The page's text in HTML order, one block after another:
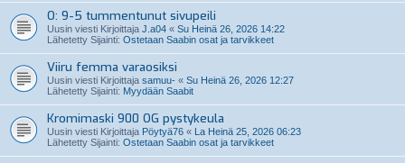
O: 9-5 tummentunut sivupeili
Uusin viesti Kirjoittaja J.a04 « Su Heinä 26, 2026 14:22
Lähetetty Sijainti: Ostetaan Saabin osat ja tarvikkeet
Viiru femma varaosiksi
Uusin viesti Kirjoittaja samuu- « Su Heinä 26, 2026 12:27
Lähetetty Sijainti: Myydään Saabit
Kromimaski 900 OG pystykeula
Uusin viesti Kirjoittaja Pöytyä76 « La Heinä 25, 2026 06:23
Lähetetty Sijainti: Ostetaan Saabin osat ja tarvikkeet